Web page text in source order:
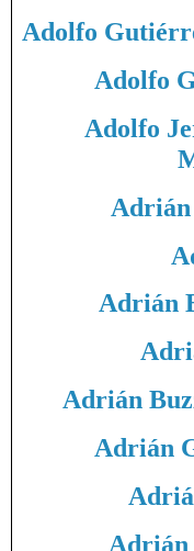
Adolfo
Adolfo
Adolfo
Adrián
Adrián
Adrián
Adrián